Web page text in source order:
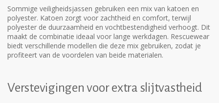
Sommige veiligheidsjassen gebruiken een mix van katoen en
polyester. Katoen zorgt voor zachtheid en comfort, terwijl
polyester de duurzaamheid en vochtbestendigheid verhoogt. Dit
maakt de combinatie ideaal voor lange werkdagen. Rescuewear
biedt verschillende modellen die deze mix gebruiken, zodat je
profiteert van de voordelen van beide materialen.
Verstevigingen voor extra slijtvastheid